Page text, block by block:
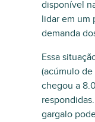
disponível
lidar em um
demanda
Essa
(acúmulo
chegou a
gargalo